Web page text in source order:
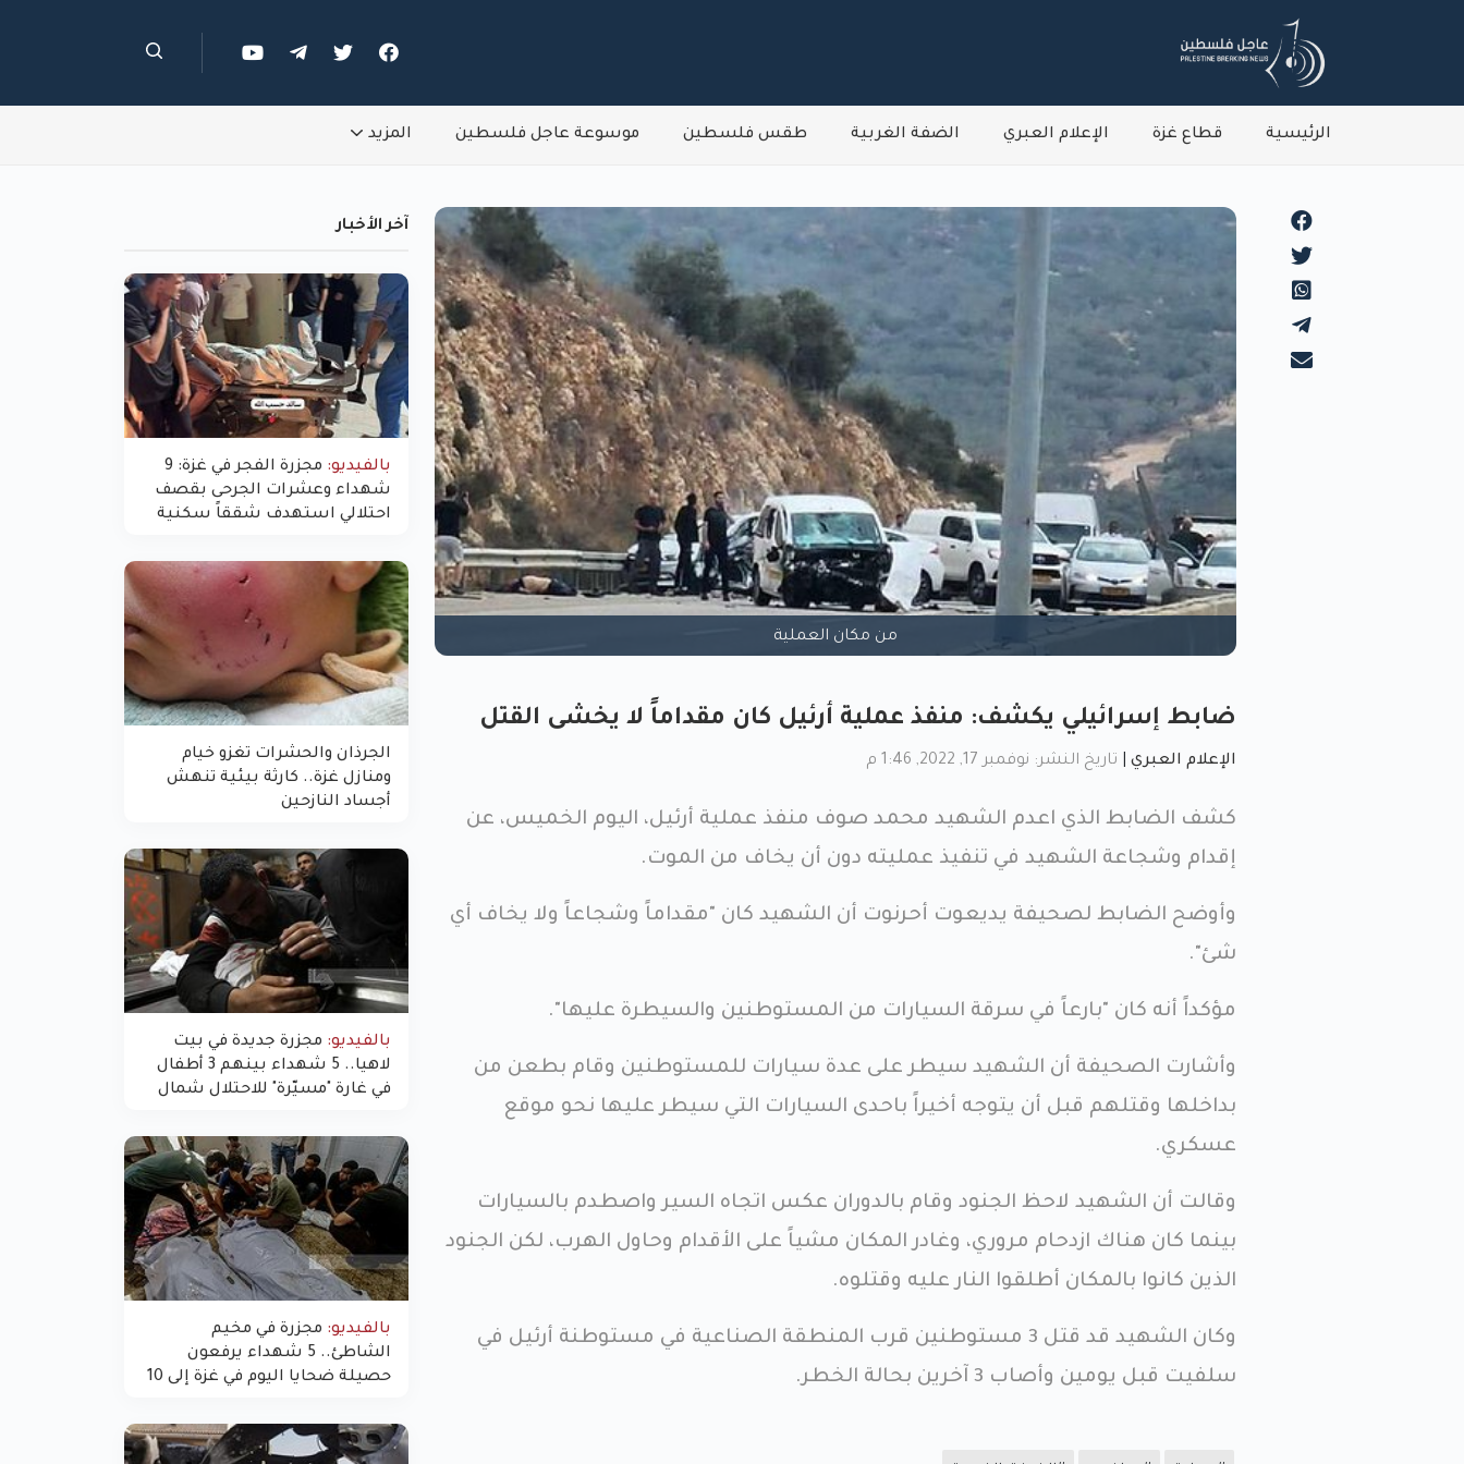
الرئيسية قطاع غزة الإعلام العبري الضفة الغربية طقس فلسطين موسوعة عاجل فلسطين المزيد
من مكان العملية
ضابط إسرائيلي يكشف: منفذ عملية أرئيل كان مقداماً لا يخشى القتل
الإعلام العبري تاريخ النشر: نوفمبر 17, 2022, 1:46 م
كشف الضابط الذي اعدم الشهيد محمد صوف منفذ عملية أرئيل، اليوم الخميس، عن
إقدام وشجاعة الشهيد في تنفيذ عمليته دون أن يخاف من الموت.
وأوضح الضابط لصحيفة يديعوت أحرنوت أن الشهيد كان "مقداماً وشجاعاً ولا يخاف أي
شئ".
مؤكداً أنه كان "بارعاً في سرقة السيارات من المستوطنين والسيطرة عليها".
وأشارت الصحيفة أن الشهيد سيطر على عدة سيارات للمستوطنين وقام بطعن من
بداخلها وقتلهم قبل أن يتوجه أخيراً باحدى السيارات التي سيطر عليها نحو موقع
عسكري.
وقالت أن الشهيد لاحظ الجنود وقام بالدوران عكس اتجاه السير واصطدم بالسيارات
بينما كان هناك ازدحام مروري، وغادر المكان مشياً على الأقدام وحاول الهرب، لكن الجنود
الذين كانوا بالمكان أطلقوا النار عليه وقتلوه.
وكان الشهيد قد قتل 3 مستوطنين قرب المنطقة الصناعية في مستوطنة أرئيل في
سلفيت قبل يومين وأصاب 3 آخرين بحالة الخطر.
آخر الأخبار
بالفيديو:
مجزرة الفجر في غزة: 9
شهداء وعشرات الجرحى بقصف
احتلالي استهدف شققاً سكنية
الجرذان والحشرات تغزو خيام
ومنازل غزة.. كارثة بيئية تنهش
أجساد النازحين
بالفيديو: مجزرة جديدة في بيت
لاهيا.. 5 شهداء بينهم 3 أطفال
في غارة "مسيّرة" للاحتلال شمال
بالفيديو: مجزرة في مخيم
الشاطئ.. 5 شهداء يرفعون
حصيلة ضحايا اليوم في غزة إلى 10